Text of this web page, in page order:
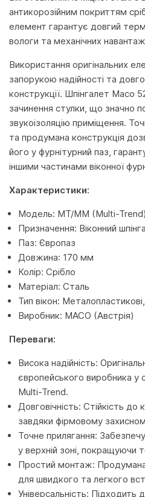
антикорозійним покриттям
елемент гарантує довгий
вологи та механічних
Використання оригінальних
запорукою надійності та
конструкції. Шпінгалет Maco
зачинення стулки, що значно
звукоізоляцію приміщення.
та продумана конструкція
його у фурнітурний паз,
іншими частинами віконної
Характеристики:
Модель: MT/MM (Multi-Trend)
Призначення: Віконний
Паз: Європаз
Довжина: 170 мм
Колір: Срібло
Матеріал: Сталь
Тип вікон:
Виробник: MACO (Австрія)
Переваги:
Висока надійність:
європейського виробника у
Multi-Trend.
Довговічність: Стійкість до
завдяки фірмовому
Точне прилягання:
у верхній зоні, покращуючи
Простий монтаж: Продумана
для швидкого та легкого
Універсальність: Підходить